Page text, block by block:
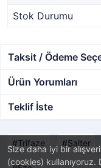
Size daha iyi bir
(cookies) kullanıyoruz.
Stok Durumu
Taksit / Ödeme
Ürün Yorumları
Teklif İste
Trifaze Şalter